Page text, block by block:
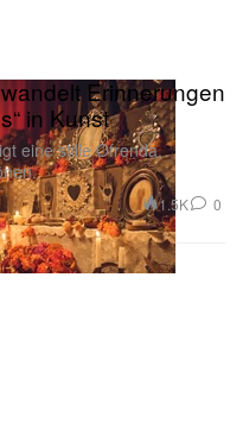
Erinnerungen
in Kunst
eine stille Ofrenda,
1.5K 0